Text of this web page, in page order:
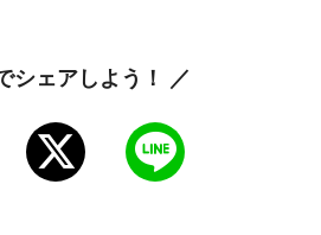
シェアしよう！ ／